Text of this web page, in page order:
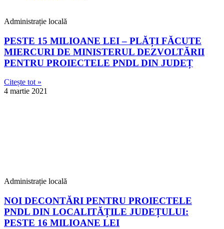
Administrație locală
PESTE 15 MILIOANE LEI – PLĂȚI FĂCUTE
MIERCURI DE MINISTERUL DEZVOLTĂRII
PENTRU PROIECTELE PNDL DIN JUDEȚ
Citește tot »
4 martie 2021
Administrație locală
NOI DECONTĂRI PENTRU PROIECTELE
PNDL DIN LOCALITĂȚILE JUDEȚULUI:
PESTE 16 MILIOANE LEI